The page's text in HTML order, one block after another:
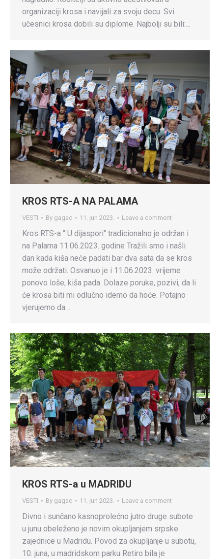
organizaciji krosa i navijali za svoju decu. Svi
učesnici krosa dobili su diplome. Najbolji su bili:…
KROS RTS-A NA PALAMA
VESTI By gagac 11. jun 2023. Leave a comment
Kros RTS-a “ U dijaspori“ tradicionalno je održan i
na Palama 11.06.2023. godine Tražili smo i našli
dan kada kiša neće padati bar dva sata da se kros
može održati. Osvanuo je i 11.06.2023. vrijeme
ponovo loše, kiša pada. Dolaze poruke, pozivi, da li
će krosa biti mi odlučno idemo da hoće. Potajno
vjerujemo da…
KROS RTS-a u MADRIDU
VESTI By gagac 11. jun 2023. Leave a comment
Divno i sunčano kasnoprolećno jutro druge subote
u junu obeleženo je novim okupljanjem srpske
zajednice u Madridu. Povod za okupljanje u subotu,
10. juna, u madridskom parku Retiro bila je